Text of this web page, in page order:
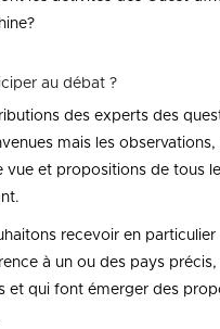
au débat ?
des experts des
mais les
vue et propositions de tous
recevoir en particulier
à un ou des pays précis,
et qui font émerger des